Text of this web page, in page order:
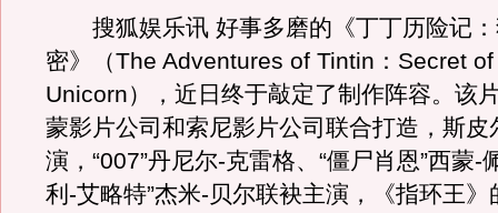
搜狐娱乐讯 好事多磨的《丁丁历险记：
密》（The Adventures of Tintin：Secret
Unicorn），近日终于敲定了制作阵容。该
蒙影片公司和索尼影片公司联合打造，斯皮
演，“007”丹尼尔-克雷格、“僵尸肖恩”西蒙-
利-艾略特”杰米-贝尔联袂主演，《指环王